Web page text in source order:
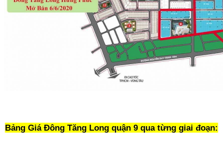
Bảng Giá Đông Tăng Long quận 9 qua từng giai đoạn: